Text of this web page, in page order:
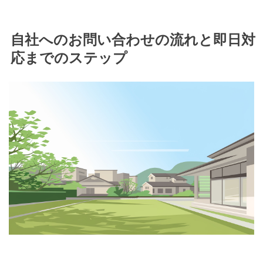
自社へのお問い合わせの流れと即日対
応までのステップ